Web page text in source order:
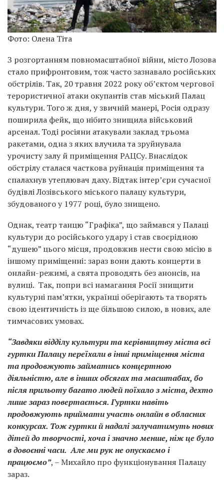
Фото: Олена Тіта
З розгортанням повномасштабної війни, місто Лозова
стало прифронтовим, тож часто зазнавало російських
обстрілів. Так, 20 травня 2022 року об’єктом чергової
терористичної атаки окупантів став міський Палац
культури. Того ж дня, у звичній манері, Росія одразу
поширила фейк, що нібито знищила військовий
арсенал. Тоді росіяни атакували заклад трьома
ракетами, одна з яких влучила та зруйнувала
урочисту залу й приміщення РАЦСу. Внаслідок
обстрілу сталася часткова руйнація приміщення та
спалахнув утеплювач даху. Відтак інтер’єри сучасної
будівлі Лозівського міського палацу культури,
збудованого у 1977 році, було знищено.
Однак, театр танцю “Графіка”, що займався у Палаці
культури до російського удару і став своєрідною
“душею” цього місця, продовжив нести свою місію в
іншому приміщенні: зараз вони дають концерти в
онлайн-режимі, а свята проводять без анонсів, на
вулиці. Так, попри всі намагання Росії знищити
культурні пам’ятки, українці оберігають та творять
свою ідентичність із ще більшою силою, в нових, але
тимчасових умовах.
“Завдяки відділу культури та керівництву міста всі
гуртки Палацу переїхали в інші приміщення міста
та продовжують займатись концертною
діяльністю, але в інших обсягах та масштабах, бо
після прильоту багато людей поїхало з міста, дехто
лише зараз повертається. Гуртки навіть
продовжують приймати участь онлайн в обласних
конкурсах. Тож гуртки й надалі залучатимуть нових
дітей до творчості, хоча і значно менше, ніж це було
в довоєнні часи. Але ми рук не опускаємо і
працюємо”, – Михайло про функціонування Палацу
зараз.